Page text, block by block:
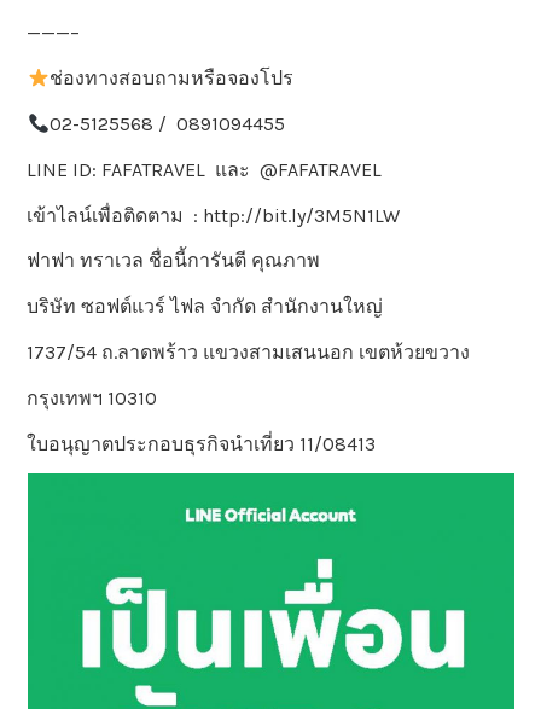
———–
ช่องทางสอบถามหรือจองโปร
02-5125568 / 0891094455
LINE ID: FAFATRAVEL และ @FAFATRAVEL
เข้าไลน์เพื่อติดตาม : http://bit.ly/3M5N1LW
ฟาฟา ทราเวล ชื่อนี้การันตี คุณภาพ
บริษัท ซอฟต์แวร์ ไฟล จำกัด สำนักงานใหญ่
1737/54 ถ.ลาดพร้าว แขวงสามเสนนอก เขตห้วยขวาง
กรุงเทพฯ 10310
ใบอนุญาตประกอบธุรกิจนำเที่ยว 11/08413